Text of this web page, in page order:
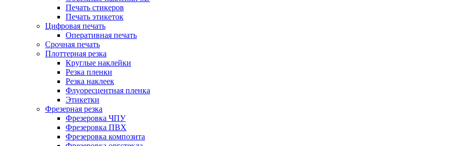
Печать стикеров
Печать этикеток
Цифровая печать
Оперативная печать
Срочная печать
Плоттерная резка
Круглые наклейки
Резка пленки
Резка наклеек
Флуоресцентная пленка
Этикетки
Фрезерная резка
Фрезеровка ЧПУ
Фрезеровка ПВХ
Фрезеровка композита